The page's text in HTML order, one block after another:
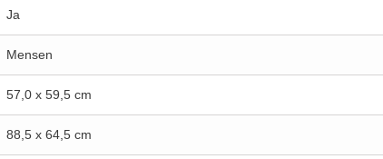
Ja
Mensen
57,0 x 59,5 cm
88,5 x 64,5 cm